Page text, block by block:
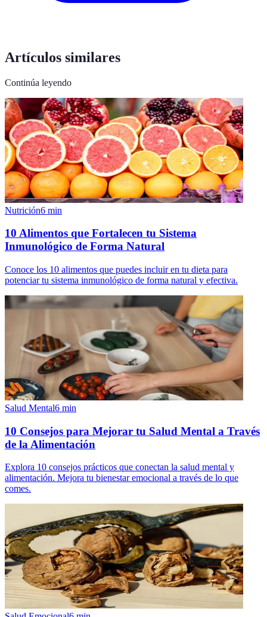
Artículos similares
Continúa leyendo
Nutrición6 min
10 Alimentos que Fortalecen tu Sistema
Inmunológico de Forma Natural
Conoce los 10 alimentos que puedes incluir en tu dieta para
potenciar tu sistema inmunológico de forma natural y efectiva.
Salud Mental6 min
10 Consejos para Mejorar tu Salud Mental a Través
de la Alimentación
Explora 10 consejos prácticos que conectan la salud mental y
alimentación. Mejora tu bienestar emocional a través de lo que
comes.